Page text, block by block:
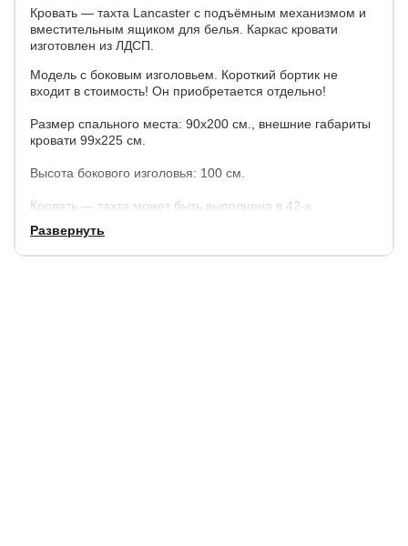
Кровать — тахта Lancaster с подъёмным механизмом и
вместительным ящиком для белья. Каркас кровати
изготовлен из ЛДСП.
Модель с боковым изголовьем. Короткий бортик не
входит в стоимость! Он приобретается отдельно!
Размер спального места: 90х200 см., внешние габариты
кровати 99х225 см.
Высота бокового изголовья: 100 см.
Кровать — тахта может быть выполнена в 42-х
цветов ЛДСП с 7-ю видами экокожи и 6-ю видами ткани.
Развернуть